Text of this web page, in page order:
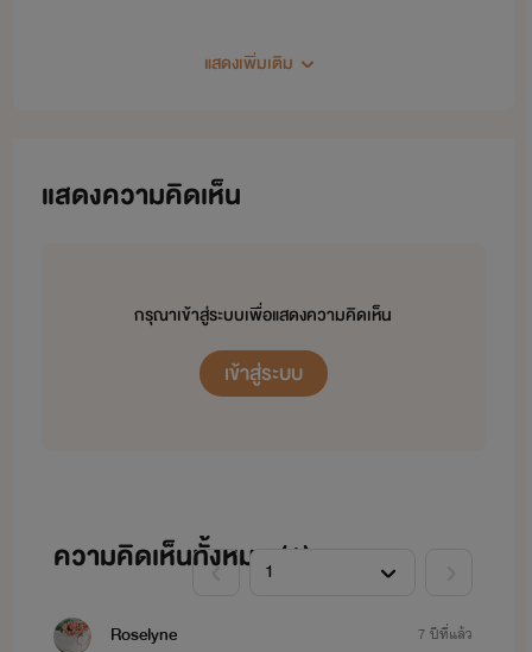
จากแปลว่านางสาว
เยอะๆน้า ทุกอย่างคือกำลังใจในการ
ปั่นงานเขียน จุ๊บบบบ
แสดงเพิ่มเติม
แสดงความคิดเห็น
กรุณาเข้าสู่ระบบเพื่อแสดงความคิดเห็น
เข้าสู่ระบบ
ความคิดเห็นทั้งหมด (1)
Roselyne 7 ปีที่แล้ว